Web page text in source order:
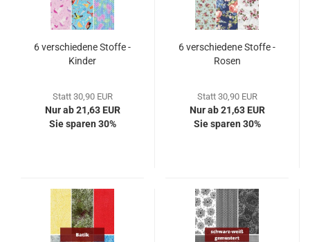
6 verschiedene Stoffe -
Kinder
Statt 30,90 EUR
Nur ab 21,63 EUR
Sie sparen 30%
6 verschiedene Stoffe -
Rosen
Statt 30,90 EUR
Nur ab 21,63 EUR
Sie sparen 30%